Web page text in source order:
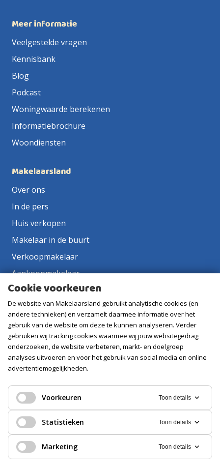
Meer informatie
Veelgestelde vragen
Kennisbank
Blog
Podcast
Woningwaarde berekenen
Informatiebrochure
Woondiensten
Makelaarsland
Over ons
In de pers
Huis verkopen
Makelaar in de buurt
Verkoopmakelaar
Aankoopmakelaar
Contact
Vacatures
Volg ons
Cookie voorkeuren
De website van Makelaarsland gebruikt analytische cookies (en
andere technieken) en verzamelt daarmee informatie over het
gebruik van de website om deze te kunnen analyseren. Verder
gebruiken wij tracking cookies waarmee wij jouw websitegedrag
onderzoeken, de website verbeteren, markt- en doelgroep
analyses uitvoeren en voor het gebruik van social media en online
advertentiemogelijkheden.
Voorkeuren Toon details
Statistieken Toon details
Marketing Toon details